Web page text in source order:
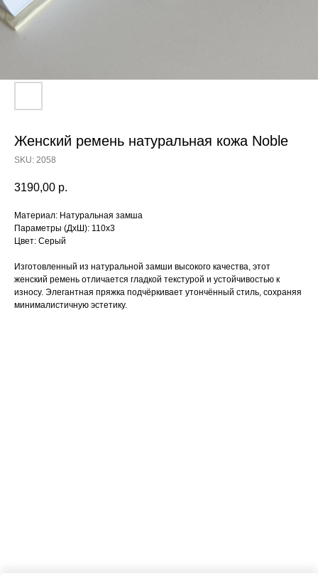
Женский ремень натуральная кожа Noble
SKU: 2058
3190,00 р.
Материал: Натуральная замша
Параметры (ДхШ): 110х3
Цвет: Серый
Изготовленный из натуральной замши высокого качества, этот
женский ремень отличается гладкой текстурой и устойчивостью к
износу. Элегантная пряжка подчёркивает утончённый стиль, сохраняя
минималистичную эстетику.